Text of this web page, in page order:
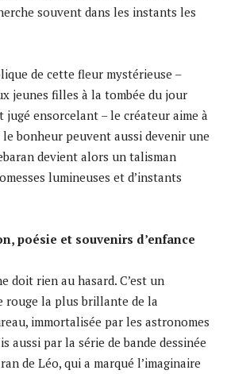
souvent dans les instants les
de cette fleur mystérieuse –
jeunes filles à la tombée du jour
ensorcelant – le créateur aime à
bonheur peuvent aussi devenir une
devient alors un talisman
lumineuses et d’instants
poésie et souvenirs d’enfance
doit rien au hasard. C’est un
rouge la plus brillante de la
immortalisée par les astronomes
aussi par la série de bande dessinée
de Léo, qui a marqué l’imaginaire